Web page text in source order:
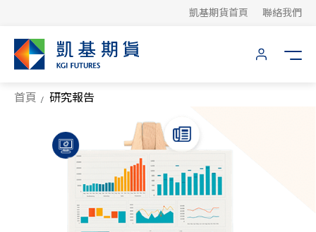
凱基期貨首頁 聯絡我們
首頁 研究報告